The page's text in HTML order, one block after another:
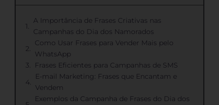
A Importância de Frases Criativas nas
Campanhas do Dia dos Namorados
Como Usar Frases para Vender Mais pelo
WhatsApp
Frases Eficientes para Campanhas de SMS
E-mail Marketing: Frases que Encantam e
Vendem
Exemplos da Campanha de Frases do Dia dos